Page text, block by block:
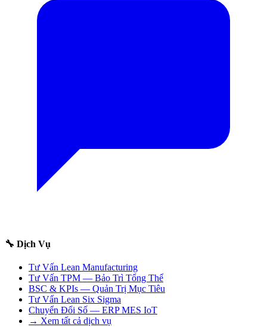
🔧 Dịch Vụ
Tư Vấn Lean Manufacturing
Tư Vấn TPM — Bảo Trì Tổng Thể
BSC & KPIs — Quản Trị Mục Tiêu
Tư Vấn Lean Six Sigma
Chuyển Đổi Số — ERP MES IoT
→ Xem tất cả dịch vụ